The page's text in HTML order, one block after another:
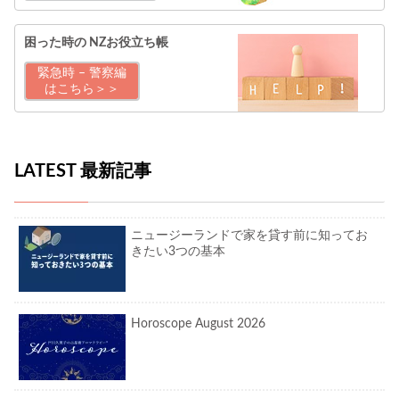
困った時の NZお役立ち帳
緊急時 – 警察編
はこちら＞＞
LATEST 最新記事
ニュージーランドで家を貸す前に知ってお
きたい3つの基本
Horoscope August 2026